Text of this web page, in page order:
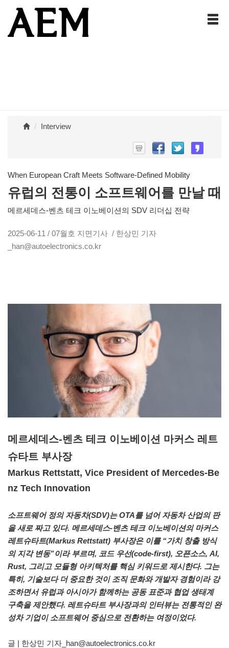
Interview
When European Craft Meets Software-Defined Mobility
유럽의 전통이 소프트웨어를 만날 때
메르세데스-벤츠 테크 이노베이션의 SDV 리더십 전략
2025-06-11 / 07월호 지면기사 / 한상민 기자
_han@autoelectronics.co.kr
메르세데스-벤츠 테크 이노베이션 마커스 레트
슈타트 부사장
Markus Rettstatt, Vice President of Mercedes-Be
nz Tech Innovation
소프트웨어 정의 자동차(SDV)는 OTA를 넘어 자동차 산업의 판
을 새로 짜고 있다. 메르세데스-벤츠 테크 이노베이션의 마커스
레트슈타트(Markus Rettstatt) 부사장은 이를 “가치 창출 방식
의 지각 변동”이라 부르며, 코드 우선(code-first), 오픈소스, AI,
Rust, 그리고 모듈형 아키텍처를 핵심 키워드로 제시한다. 그는
특히, 기술보다 더 중요한 것이 조직 문화와 개발자 경험이라 강
조하면서 유럽과 아시아가 함께하는 공동 표준과 협업 생태계
구축을 제안했다. 레트슈타트 부사장과의 인터뷰는 전통적인 완
성차 기업이 소프트웨어 중심으로 전환하는 여정이었다.
글 | 한상민 기자_han@autoelectronics.co.kr